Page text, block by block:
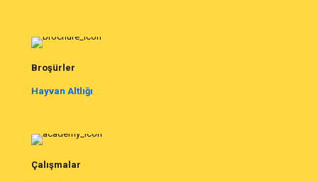
Broşürler
Hayvan Altlığı
Çalışmalar